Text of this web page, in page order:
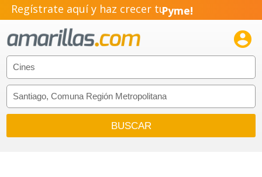
Regístrate aquí y haz crecer tuPyme!
Emprendimiento!
